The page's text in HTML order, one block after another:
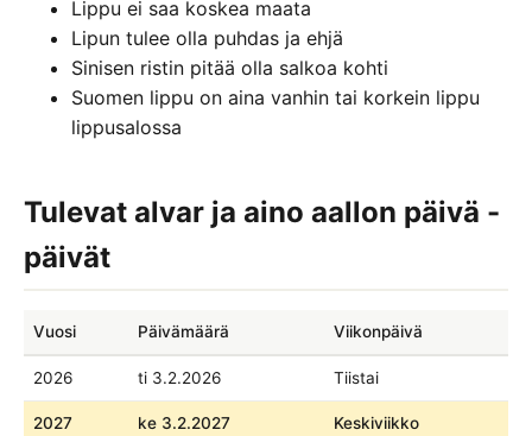
Lippu ei saa koskea maata
Lipun tulee olla puhdas ja ehjä
Sinisen ristin pitää olla salkoa kohti
Suomen lippu on aina vanhin tai korkein lippu
lippusalossa
Tulevat alvar ja aino aallon päivä -
päivät
Vuosi Päivämäärä Viikonpäivä
2026 ti 3.2.2026 Tiistai
2027 ke 3.2.2027 Keskiviikko